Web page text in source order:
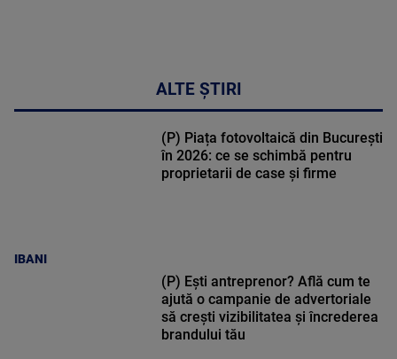
ALTE ȘTIRI
IBANI
(P) Piața fotovoltaică din București
în 2026: ce se schimbă pentru
proprietarii de case și firme
(P) Ești antreprenor? Află cum te
ajută o campanie de advertoriale
să crești vizibilitatea și încrederea
brandului tău